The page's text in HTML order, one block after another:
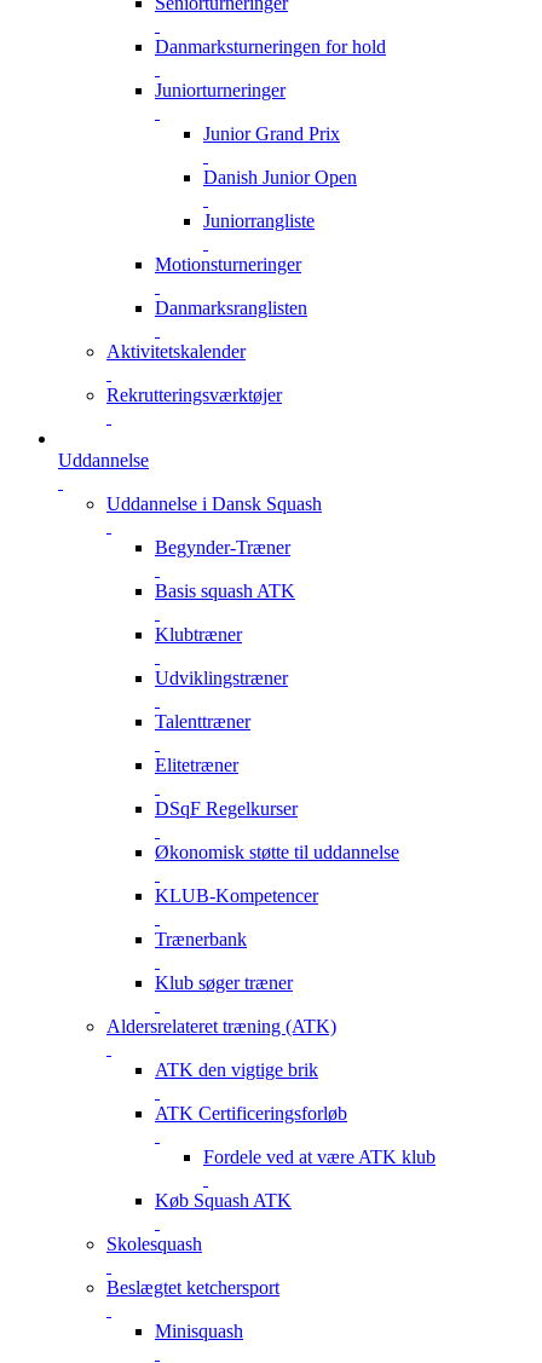
Danmarksturneringen for hold
Juniorturneringer
Junior Grand Prix
Danish Junior Open
Juniorrangliste
Motionsturneringer
Danmarksranglisten
Aktivitetskalender
Rekrutteringsværktøjer
Uddannelse
Uddannelse i Dansk Squash
Begynder-Træner
Basis squash ATK
Klubtræner
Udviklingstræner
Talenttræner
Elitetræner
DSqF Regelkurser
Økonomisk støtte til uddannelse
KLUB-Kompetencer
Trænerbank
Klub søger træner
Aldersrelateret træning (ATK)
ATK den vigtige brik
ATK Certificeringsforløb
Fordele ved at være ATK klub
Køb Squash ATK
Skolesquash
Beslægtet ketchersport
Minisquash